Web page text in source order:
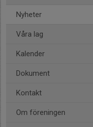
Nyheter
Våra lag
Kalender
Dokument
Kontakt
Om föreningen